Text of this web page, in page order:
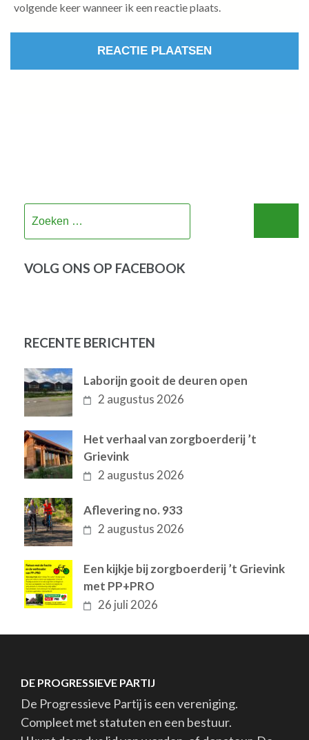
volgende keer wanneer ik een reactie plaats.
VOLG ONS OP FACEBOOK
RECENTE BERICHTEN
Laborijn gooit de deuren open
2 augustus 2026
Het verhaal van zorgboerderij ’t
Grievink
2 augustus 2026
Aflevering no. 933
2 augustus 2026
Een kijkje bij zorgboerderij ’t Grievink
met PP+PRO
26 juli 2026
DE PROGRESSIEVE PARTIJ
De Progressieve Partij is een vereniging.
Compleet met statuten en een bestuur.